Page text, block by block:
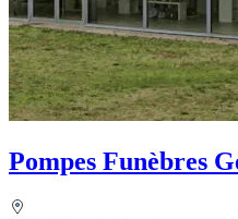
Pompes Funèbres